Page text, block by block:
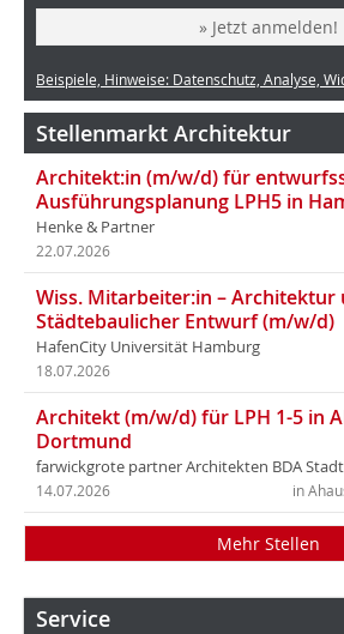
» Jetzt anmelden!
Beispiele, Hinweise: Datenschutz, Analyse,
Stellenmarkt Architektur
Architekt:in (m/w/d) für
Ausführungsplanung LPH5 in
Henke & Partner
22.07.2026
Wiss. Mitarbeiter:in – Architektur
Städtebaulicher Entwurf (m/w/d)
HafenCity Universität Hamburg
18.07.2026
Architekt (m/w/d) für LPH 1-5 in
Dortmund
farwickgrote partner Architekten BDA
in
14.07.2026
Mehr Stellen
Service